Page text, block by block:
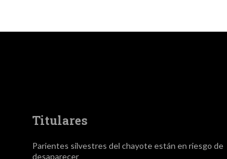
Titulares
Parientes silvestres del chayote están en riesgo de
desaparecer